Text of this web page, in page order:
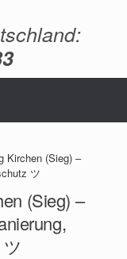
Kirchen (Sieg) –
ツ
(Sieg) –